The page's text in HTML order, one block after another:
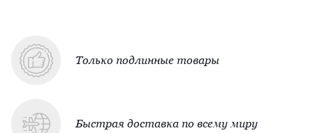
Только подлинные товары
Быстрая доставка по всему миру